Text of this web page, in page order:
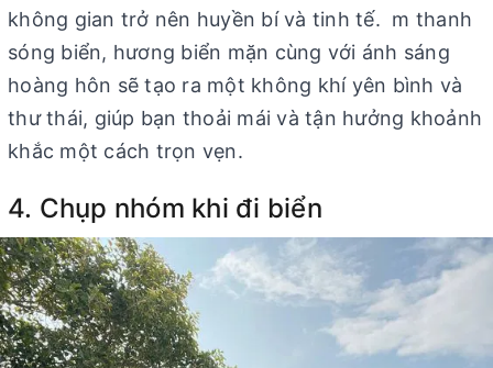
không gian trở nên huyền bí và tinh tế. m thanh
sóng biển, hương biển mặn cùng với ánh sáng
hoàng hôn sẽ tạo ra một không khí yên bình và
thư thái, giúp bạn thoải mái và tận hưởng khoảnh
khắc một cách trọn vẹn.
4. Chụp nhóm khi đi biển